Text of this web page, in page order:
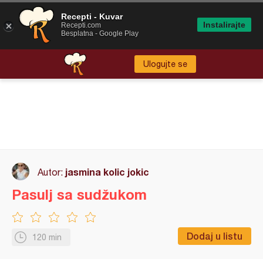
Ulogujte se
Autor: jasmina kolic jokic
120 min Dodaj u listu
Pasulj sa sudžukom
Recepti - Kuvar
Recepti.com
Besplatna - Google Play
Instalirajte